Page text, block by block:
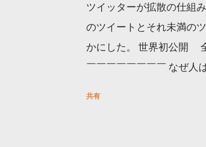
ツイッターが拡散の仕組
のツイートとそれ未満の
かにした。 世界初公開
￣￣￣￣￣￣￣￣ なぜ人
共有